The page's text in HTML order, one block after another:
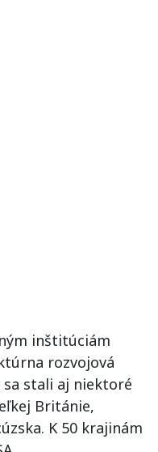
inštitúciám
rozvojová
stali aj niektoré
Británie,
K 50 krajinám